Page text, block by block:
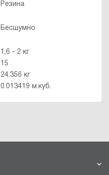
Резина
Бесшумно
1,6 - 2 кг
15
24.356 кг
0.013419 м.куб.